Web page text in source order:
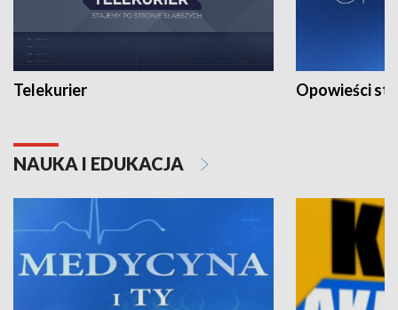
Telekurier Opowieści
NAUKA I EDUKACJA